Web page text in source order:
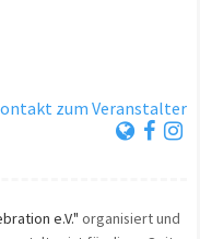
zum Veranstalter
e.V." organisiert und